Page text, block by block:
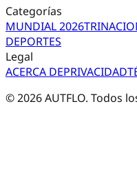
Categorías
MUNDIAL 2026TRI
DEPORTES
Legal
ACERCA DEPRIVACIDAD
©2026AUTFLO. Todos